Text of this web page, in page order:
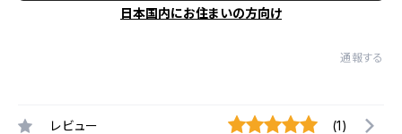
日本国内にお住まいの方向け
通報する
レビュー (1)